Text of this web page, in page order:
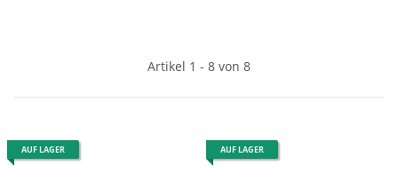
Artikel 1 - 8 von 8
AUF LAGER AUF LAGER